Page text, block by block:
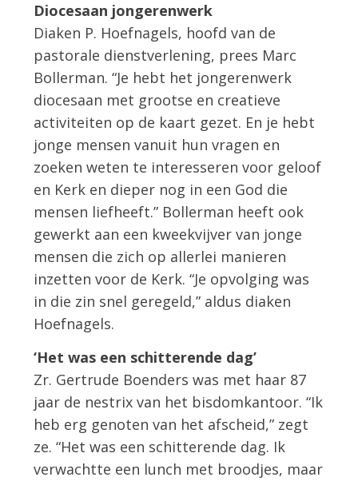
Diocesaan jongerenwerk
Diaken P. Hoefnagels, hoofd van de
pastorale dienstverlening, prees Marc
Bollerman. “Je hebt het jongerenwerk
diocesaan met grootse en creatieve
activiteiten op de kaart gezet. En je hebt
jonge mensen vanuit hun vragen en
zoeken weten te interesseren voor geloof
en Kerk en dieper nog in een God die
mensen liefheeft.” Bollerman heeft ook
gewerkt aan een kweekvijver van jonge
mensen die zich op allerlei manieren
inzetten voor de Kerk. “Je opvolging was
in die zin snel geregeld,” aldus diaken
Hoefnagels.
‘Het was een schitterende dag’
Zr. Gertrude Boenders was met haar 87
jaar de nestrix van het bisdomkantoor. “Ik
heb erg genoten van het afscheid,” zegt
ze. “Het was een schitterende dag. Ik
verwachtte een lunch met broodjes, maar